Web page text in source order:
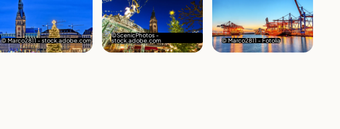
© Marco2811 - stock.adobe.com
©ScenicPhotos -
stock.adobe.com © Marco2811 - Fotolia